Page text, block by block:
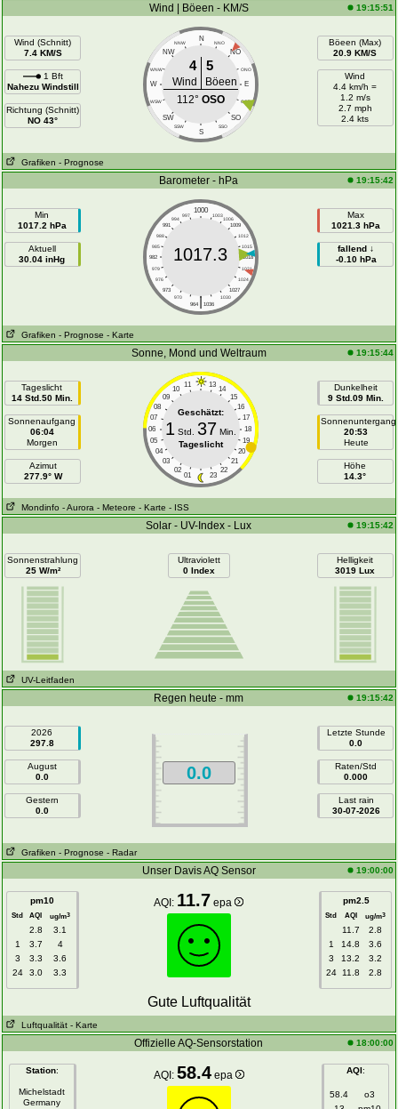
Wind | Böeen - KM/S 19:15:51
Wind (Schnitt)
7.4 KM/S
1 Bft
Nahezu Windstill
Richtung (Schnitt)
NO 43°
N
NNW NNO
NW NO
WNW ONO
W E
WSW OSO
SW SO
SSW SSO
S
4 5
Wind
Böeen
112° OSO
Böeen (Max)
20.9 KM/S
Wind
4.4 km/h =
1.2 m/s
2.7 mph
2.4 kts
Grafiken - Prognose
Barometer - hPa 19:15:42
Min
1017.2 hPa
Aktuell
30.04 inHg
1000
997 1003
994
1006
991
1009
988
1012
985
1015
982
1018
979
1021
976
1024
973
1027
970
1030
|
964 1036
1017.3
Max
1021.3 hPa
fallend ↓
-0.10 hPa
Grafiken - Prognose - Karte
Sonne, Mond und Weltraum 19:15:44
Tageslicht
14 Std.50 Min.
Sonnenaufgang
06:04
Morgen
Azimut
277.9° W
11 13
10
14
09
15
08
16
07
17
06
18
05
19
04
20
03
21
02
22
01 23
Geschätzt:
1 Std. 37 Min.
Tageslicht
Dunkelheit
9 Std.09 Min.
Sonnenuntergang
20:53
Heute
Höhe
14.3°
Mondinfo - Aurora - Meteore - Karte - ISS
Solar - UV-Index - Lux 19:15:42
Sonnenstrahlung
25 W/m²
Ultraviolett
0 Index
Helligkeit
3019 Lux
UV-Leitfaden
Regen heute - mm 19:15:42
2026
297.8
August
0.0
Gestern
0.0
0.0
Letzte Stunde
0.0
Raten/Std
0.000
Last rain
30-07-2026
Grafiken - Prognose - Radar
Unser Davis AQ Sensor 19:00:00
pm10
Std AQI ug/m3
2.8
3.1
1
3.7
4
3
3.3
3.6
24
3.0 3.3
AQI: 11.7 epa pm2.5
Std AQI ug/m3
11.7
2.8
1
14.8
3.6
3
13.2
3.2
24
11.8 2.8
Gute Luftqualität
Luftqualität - Karte
Offizielle AQ-Sensorstation 18:00:00
Station:
Michelstadt
Germany
AQI: 58.4 epa AQI:
58.4
o3